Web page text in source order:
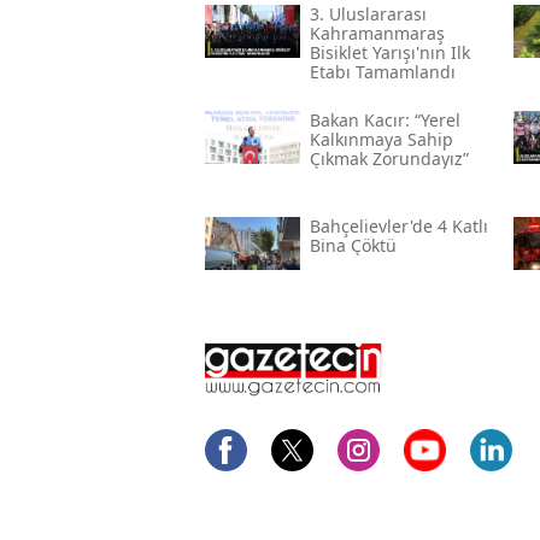
3. Uluslararası
Kahramanmaraş
Bisiklet Yarışı'nın Ilk
Etabı Tamamlandı
Bakan Kacır: “yerel
Kalkınmaya Sahip
Çıkmak Zorundayız”
Bahçelievler'de 4 Katlı
Bina Çöktü